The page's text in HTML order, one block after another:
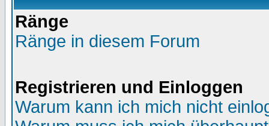
Ränge
Ränge in diesem Forum
Registrieren und Einloggen
Warum kann ich mich nicht